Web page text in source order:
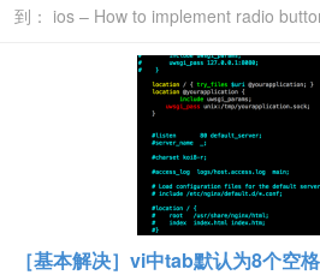
到： ios – How to implement radio
［基本解决］vi中tab默认为8个空格